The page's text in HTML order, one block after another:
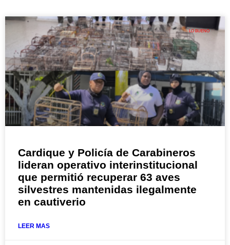
LO BUENO
Cardique y Policía de Carabineros
lideran operativo interinstitucional
que permitió recuperar 63 aves
silvestres mantenidas ilegalmente
en cautiverio
LEER MAS